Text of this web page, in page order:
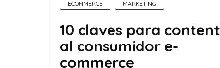
ECOMMERCE MARKETING
10 claves para
al consumidor e-
commerce